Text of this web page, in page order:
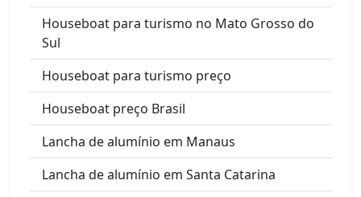
Houseboat para turismo no Mato Grosso do
Sul
Houseboat para turismo preço
Houseboat preço Brasil
Lancha de alumínio em Manaus
Lancha de alumínio em Santa Catarina